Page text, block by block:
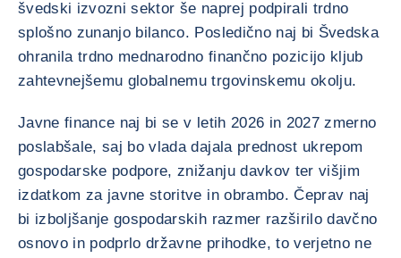
švedski izvozni sektor še naprej podpirali trdno
splošno zunanjo bilanco. Posledično naj bi Švedska
ohranila trdno mednarodno finančno pozicijo kljub
zahtevnejšemu globalnemu trgovinskemu okolju.
Javne finance naj bi se v letih 2026 in 2027 zmerno
poslabšale, saj bo vlada dajala prednost ukrepom
gospodarske podpore, znižanju davkov ter višjim
izdatkom za javne storitve in obrambo. Čeprav naj
bi izboljšanje gospodarskih razmer razširilo davčno
osnovo in podprlo državne prihodke, to verjetno ne